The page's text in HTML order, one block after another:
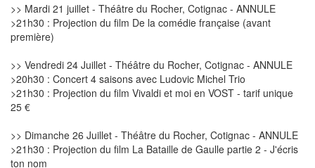
>> Mardi 21 juillet - Théâtre du Rocher, Cotignac - ANNULE
>21h30 : Projection du film De la comédie française (avant
première)
>> Vendredi 24 Juillet - Théâtre du Rocher, Cotignac - ANNULE
>20h30 : Concert 4 saisons avec Ludovic Michel Trio
>21h30 : Projection du film Vivaldi et moi en VOST - tarif unique
25 €
>> Dimanche 26 Juillet - Théâtre du Rocher, Cotignac - ANNULE
>21h30 : Projection du film La Bataille de Gaulle partie 2 - J'écris
ton nom